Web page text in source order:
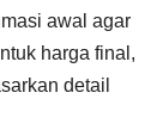
awal agar
harga final,
detail